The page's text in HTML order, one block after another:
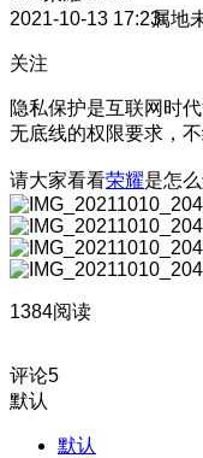
2021-10-13 17:23属地
关注
隐私保护是互联网时
无底线的权限要求，
请大家看看荣耀是怎
1384阅读
评论5
默认
默认